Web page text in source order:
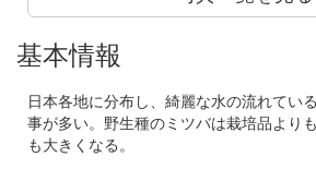
基本情報
日本各地に分布し、綺麗な水の流れてい
事が多い。野生種のミツバは栽培品より
も大きくなる。